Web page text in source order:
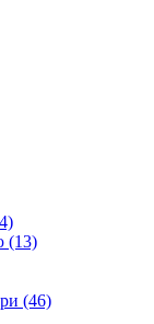
(13)
(46)